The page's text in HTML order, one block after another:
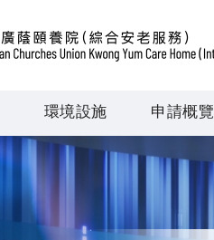
環境設施 申請概覽